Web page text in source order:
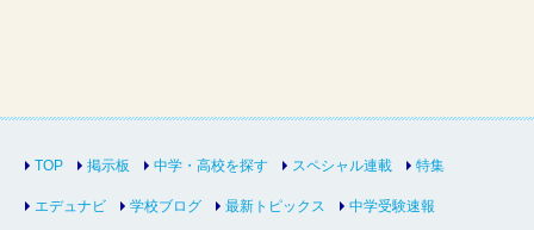
TOP 掲示板 中学・高校を探す スペシャル連載 特集
エデュナビ 学校ブログ 最新トピックス 中学受験速報